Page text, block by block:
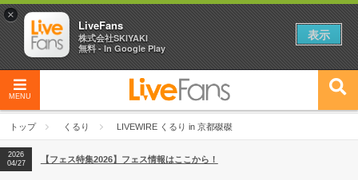
MENU
トップ くるり LIVEWIRE くるり in 京都磔磔
2026
04/27
2026
【ライブ動員ランキング】2026年上半期編発表！
2026
04/27
【フェス特集2026】フェス情報はここから！
×
LiveFans
株式会社SKIYAKI
無料 - In Google Play
表示